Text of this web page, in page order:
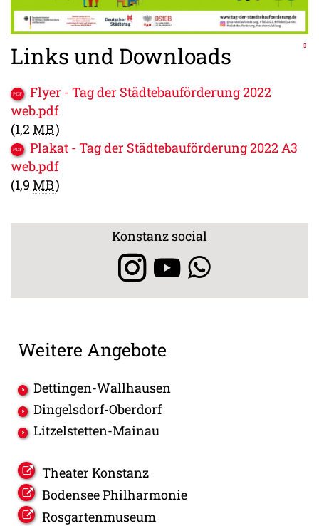
Links und Downloads
Flyer - Tag der Städtebauförderung 2022
web.pdf
(1,2MB)
Plakat - Tag der Städtebauförderung 2022 A3
web.pdf
(1,9 MB)
Konstanz social
Weitere Angebote
Dettingen-Wallhausen
Dingelsdorf-Oberdorf
Litzelstetten-Mainau
Theater Konstanz
Bodensee Philharmonie
Rosgartenmuseum